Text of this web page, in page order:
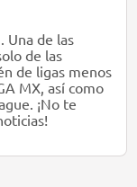
Una de las
de las
de ligas menos
MX, así como
¡No te